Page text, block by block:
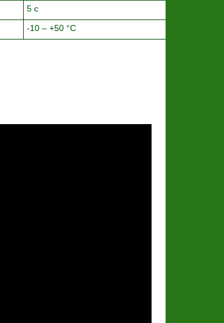
5 с
-10 – +50 °C